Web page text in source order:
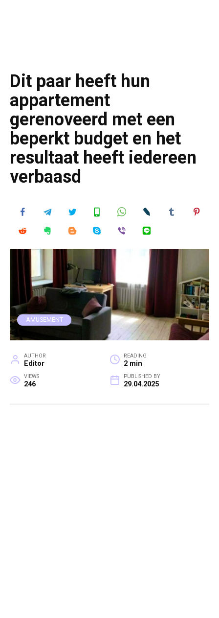
Dit paar heeft hun
appartement
gerenoveerd met een
beperkt budget en het
resultaat heeft iedereen
verbaasd
AMUSEMENT
AUTHOR
Editor
READING
2 min
VIEWS
246
PUBLISHED BY
29.04.2025